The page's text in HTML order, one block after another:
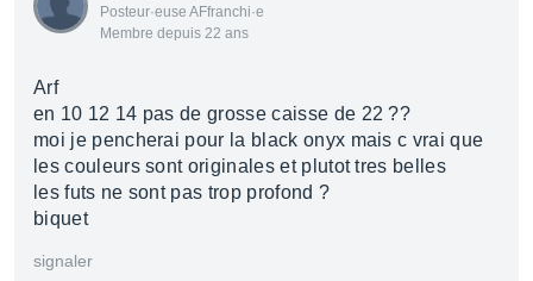
Posteur·euse AFfranchi·e
Membre depuis 22 ans
Arf
en 10 12 14 pas de grosse caisse de 22 ??
moi je pencherai pour la black onyx mais c vrai que
les couleurs sont originales et plutot tres belles
les futs ne sont pas trop profond ?
biquet
signaler